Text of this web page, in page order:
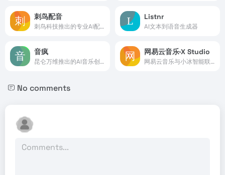
刺鸟配音
刺鸟科技推出的专业AI配音工具
Listnr
AI文本到语音生成器
音疯
昆仑万维推出的AI音乐创作平台，一键生成原创歌曲
网易云音乐·X Studio
网易云音乐与小冰智能联合推出的免费AI歌手音乐创作软件
No comments